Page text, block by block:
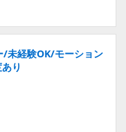
/未経験OK/モーション
り